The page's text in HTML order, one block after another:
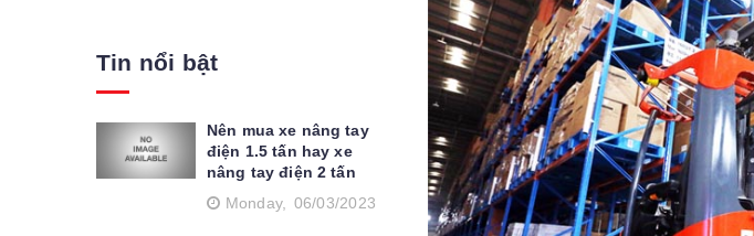
Tin nổi bật
Nên mua xe nâng tay
điện 1.5 tấn hay xe
nâng tay điện 2 tấn
Monday, 06/03/2023